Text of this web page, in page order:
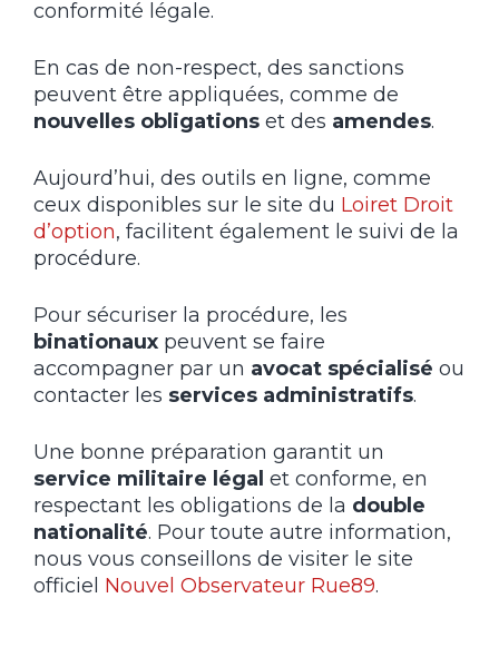
conformité légale.
En cas de non-respect, des sanctions
peuvent être appliquées, comme de
nouvelles obligations et des amendes.
Aujourd’hui, des outils en ligne, comme
ceux disponibles sur le site du Loiret Droit
d’option, facilitent également le suivi de la
procédure.
Pour sécuriser la procédure, les
binationaux peuvent se faire
accompagner par un avocat spécialisé ou
contacter les services administratifs.
Une bonne préparation garantit un
service militaire légal et conforme, en
respectant les obligations de la double
nationalité. Pour toute autre information,
nous vous conseillons de visiter le site
officiel Nouvel Observateur Rue89.